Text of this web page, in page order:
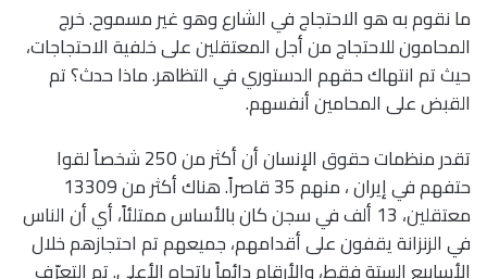
ما نقوم به هو الاحتجاج في الشارع وهو غير مسموح. خرج
المحامون للاحتجاج من أجل المعتقلين على خلفية الاحتجاجات،
حيث تم انتهاك حقهم الدستوري في التظاهر. ماذا حدث؟ تم
القبض على المحامين أنفسهم.
تقدر منظمات حقوق الإنسان أن أكثر من 250 شخصاً لقوا
حتفهم في إيران ، منهم 35 قاصراً. هناك أكثر من 13309
معتقلين، 13 ألف في سجن كان بالأساس ممتلئاً، أي أن الناس
في الزنزانة يقفون على أقدامهم، جميعهم تم احتجازهم خلال
الأسابيع الستة فقط، والأرقام دائماً باتجاه الأعلى. تم التعرّف